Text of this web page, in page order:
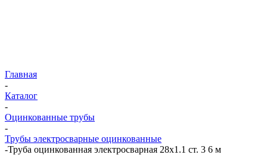
Главная
-
Каталог
-
Оцинкованные трубы
-
Трубы электросварные оцинкованные
-Труба оцинкованная электросварная 28х1.1 ст. 3 6 м